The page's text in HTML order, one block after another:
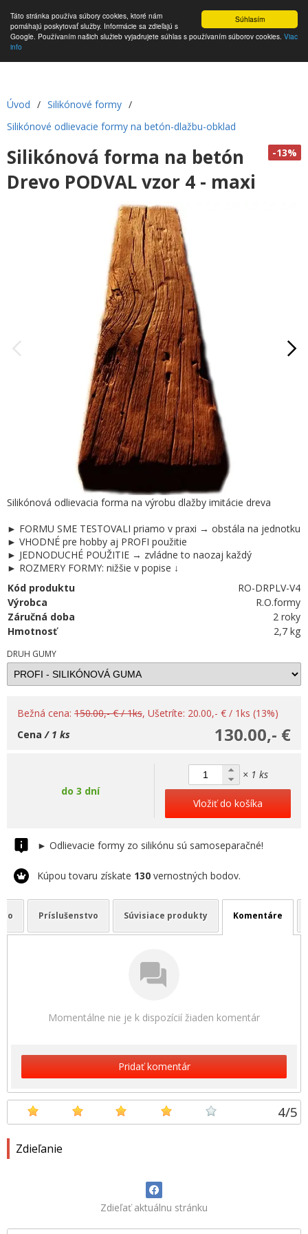
Súhlasím
Táto stránka používa súbory cookies, ktoré nám
pomáhajú poskytovať služby. Informácie sa zdieľajú s
Google. Používaním našich služieb vyjadrujete súhlas s používaním súborov cookies. Viac
info
Úvod / Silikónové formy /
Silikónové odlievacie formy na betón-dlažbu-obklad
-13%
Silikónová forma na betón
Drevo PODVAL vzor 4 - maxi
Silikónová odlievacia forma na výrobu dlažby imitácie dreva
► FORMU SME TESTOVALI priamo v praxi → obstála na jednotku
► VHODNÉ pre hobby aj PROFI použitie
► JEDNODUCHÉ POUŽITIE → zvládne to naozaj každý
► ROZMERY FORMY: nižšie v popise ↓
Kód produktu
RO-DRPLV-V4
Výrobca
R.O.formy
Záručná doba
2 roky
Hmotnosť
2,7 kg
DRUH GUMY
Bežná cena: 150.00,- € / 1ks, Ušetríte: 20.00,- € / 1ks (13%)
130.00,- €
Cena / 1 ks
do 3 dní
× 1 ks
Vložiť do košíka
► Odlievacie formy zo silikónu sú samoseparačné!
Kúpou tovaru získate 130 vernostných bodov.
Príslušenstvo Súvisiace produkty Komentáre
Momentálne nie je k dispozícií žiaden komentár
Pridať komentár
4/5
Zdieľanie
Zdieľať aktuálnu stránku